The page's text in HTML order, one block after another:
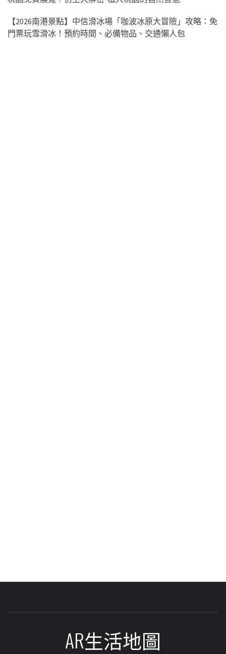
【2026南港景點】中信滑冰場「咖波冰原大冒險」攻略：免
門票玩雪滑冰！預約時間、必備物品、交通懶人包
AR生活地圖